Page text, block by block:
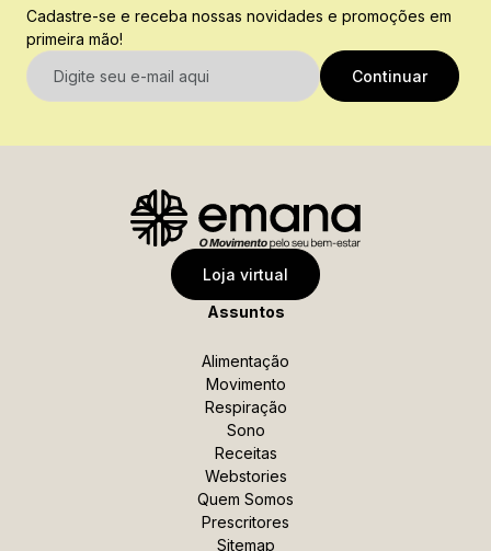
Cadastre-se e receba nossas novidades e promoções em
primeira mão!
E-mail
Continuar
Data de Nascimento
*Ao enviar esse formulário, você confirma ter 18 anos
*Estou de acordo com a coleta e uso dos dados
fornecidos para as finalidades aqui descritas
Assuntos
Alimentação
Movimento
Respiração
Sono
Receitas
Webstories
Quem Somos
Prescritores
Sitemap
Loja virtual